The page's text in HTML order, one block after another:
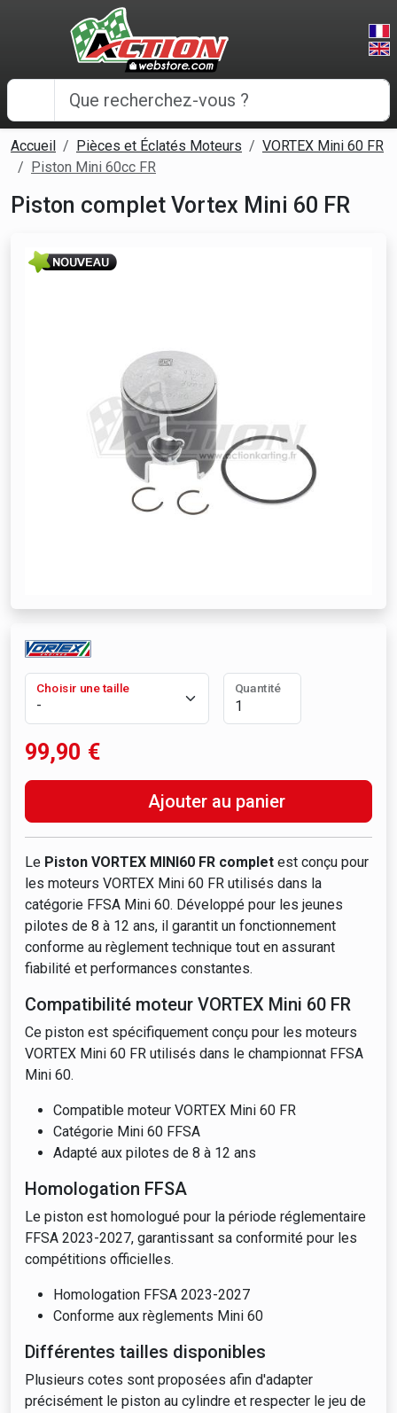
Panneau de gestion des cookies
Accueil Pièces et Éclatés Moteurs
VORTEX Mini 60 FR
Piston Mini 60cc FR
Piston complet Vortex Mini 60 FR
Choisir une taille Quantité
99,90 €
Ajouter au panier
Le Piston VORTEX MINI60 FR complet est conçu pour
les moteurs VORTEX Mini 60 FR utilisés dans la
catégorie FFSA Mini 60. Développé pour les jeunes
pilotes de 8 à 12 ans, il garantit un fonctionnement
conforme au règlement technique tout en assurant
fiabilité et performances constantes.
Compatibilité moteur VORTEX Mini 60 FR
Ce piston est spécifiquement conçu pour les moteurs
VORTEX Mini 60 FR utilisés dans le championnat FFSA
Mini 60.
Compatible moteur VORTEX Mini 60 FR
Catégorie Mini 60 FFSA
Adapté aux pilotes de 8 à 12 ans
Homologation FFSA
Le piston est homologué pour la période réglementaire
FFSA 2023-2027, garantissant sa conformité pour les
compétitions officielles.
Homologation FFSA 2023-2027
Conforme aux règlements Mini 60
Différentes tailles disponibles
Plusieurs cotes sont proposées afin d'adapter
précisément le piston au cylindre et respecter le jeu de